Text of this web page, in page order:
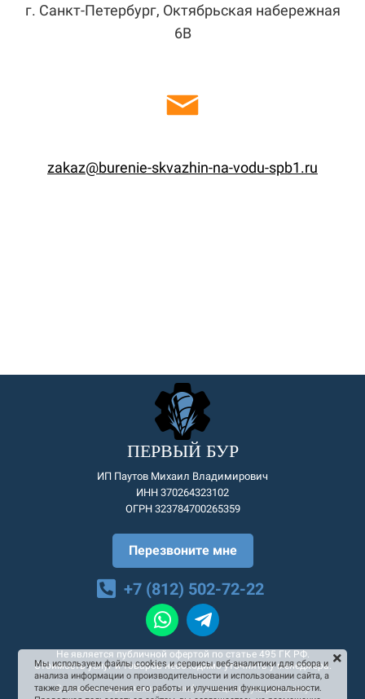
г. Санкт-Петербург, Октябрьская набережная
6В
zakaz@burenie-skvazhin-na-vodu-spb1.ru
ПЕРВЫЙ БУР
ИП Паутов Михаил Владимирович
ИНН 370264323102
ОГРН 323784700265359
Перезвоните мне
+7 (812) 502-72-22
Не является публичной офертой по статье 495 ГК РФ.
Стоимость услуг и товаров необходимо уточнять у менеджера.
Согласие на рекламную и информационную рассылку
Мы используем файлы cookies и сервисы веб-аналитики для сбора и
анализа информации о производительности и использовании сайта, а
также для обеспечения его работы и улучшения функциональности.